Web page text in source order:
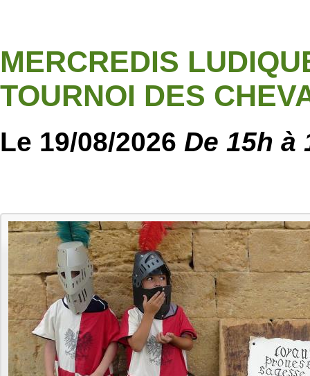
MERCREDIS
TOURNOI DES
Le 19/08/2026 De 15h à